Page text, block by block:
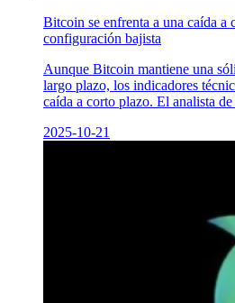
Bitcoin se enfrenta a una caída a
configuración bajista
Aunque Bitcoin mantiene una
largo plazo, los indicadores
caída a corto plazo. El analista
2025-10-21